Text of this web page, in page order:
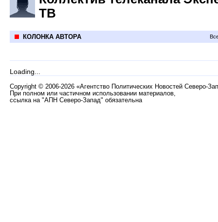
ТВ
КОЛОНКА АВТОРА
Loading...
Copyright © 2006-2026 «Агентство Политических Новостей Северо-
При полном или частичном использовании материалов,
ссылка на "АПН Северо-Запад" обязательна